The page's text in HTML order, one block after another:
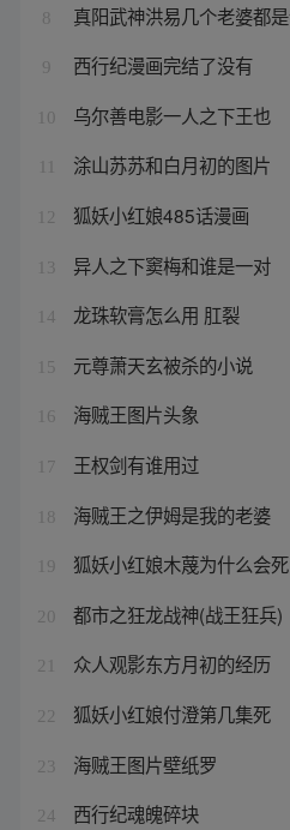
8 真阳武神洪易几个老婆都
9 西行纪漫画完结了没有
10 乌尔善电影一人之下王也
涂山苏苏和白月初的图片
12 狐妖小红娘485话漫画
13 异人之下窦梅和谁是一对
14 龙珠软膏怎么用 肛裂
15 元尊萧天玄被杀的小说
16 海贼王图片头象
17 王权剑有谁用过
18 海贼王之伊姆是我的老婆
19 狐妖小红娘木蔑为什么会
20 都市之狂龙战神(战王狂兵)
21 众人观影东方月初的经历
22 狐妖小红娘付澄第几集死
23 海贼王图片壁纸罗
24 西行纪魂魄碎块